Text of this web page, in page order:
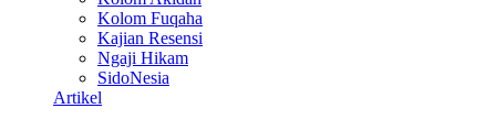
Kolom Fuqaha
Kajian Resensi
Ngaji Hikam
SidoNesia
Artikel